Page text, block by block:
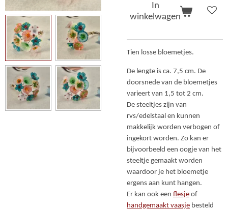
In
winkelwagen
Tien losse bloemetjes.
De lengte is ca. 7,5 cm. De
doorsnede van de bloemetjes
varieert van 1,5 tot 2 cm.
De steeltjes zijn van
rvs/edelstaal en kunnen
makkelijk worden verbogen of
ingekort worden. Zo kan er
bijvoorbeeld een oogje van het
steeltje gemaakt worden
waardoor je het bloemetje
ergens aan kunt hangen.
Er kan ook een flesje of
handgemaakt vaasje besteld